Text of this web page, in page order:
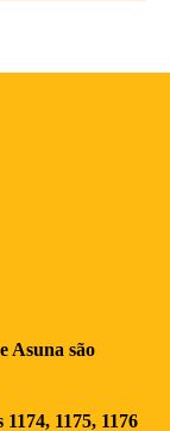
Asuna são
1175, 1176